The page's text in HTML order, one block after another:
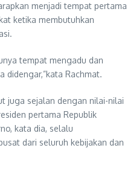
menjadi tempat pertama
ketika membutuhkan
tempat mengadu dan
didengar,”kata Rachmat.
juga sejalan dengan nilai-nilai
pertama Republik
kata dia, selalu
dari seluruh kebijakan dan